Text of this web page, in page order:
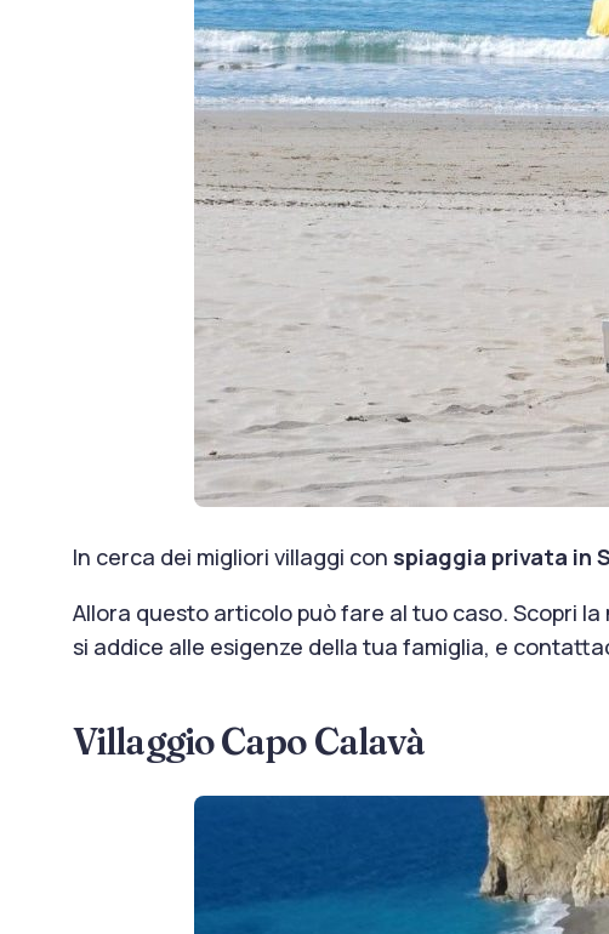
In cerca dei migliori villaggi con spiaggia privata in
Allora questo articolo può fare al tuo caso. Scopri
si addice alle esigenze della tua famiglia, e
Villaggio Capo Calavà